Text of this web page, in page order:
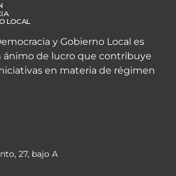
y Gobierno Local es
ánimo de lucro que contribuye
en materia de régimen
27, bajo A